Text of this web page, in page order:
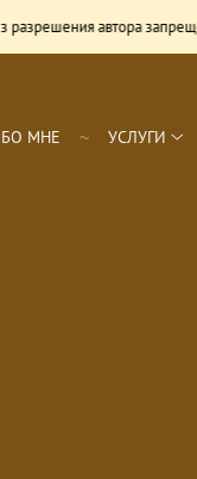
МНЕ УСЛУГИ
автора